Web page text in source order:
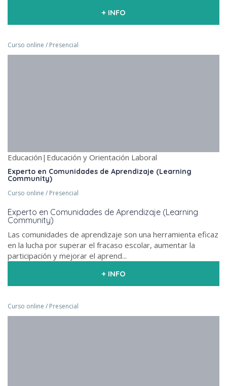
+ INFO
Curso online / Presencial
Educación|Educación y Orientación Laboral
Experto en Comunidades de Aprendizaje (Learning
Community)
Curso online / Presencial
Experto en Comunidades de Aprendizaje (Learning
Community)
Las comunidades de aprendizaje son una herramienta eficaz
en la lucha por superar el fracaso escolar, aumentar la
participación y mejorar el aprend...
+ INFO
Curso online / Presencial